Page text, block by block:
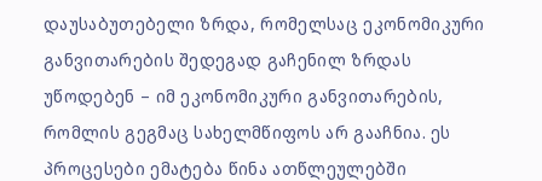
დაუსაბუთებელი ზრდა, რომელსაც ეკონომიკური
განვითარების შედეგად გაჩენილ ზრდას
უწოდებენ – იმ ეკონომიკური განვითარების,
რომლის გეგმაც სახელმწიფოს არ გააჩნია. ეს
პროცესები ემატება წინა ათწლეულებში